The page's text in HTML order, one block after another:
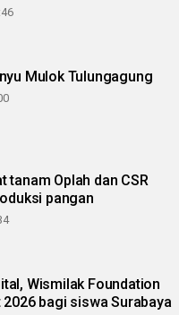
Mulok Tulungagung
tanam Oplah dan CSR
pangan
Wismilak Foundation
2026 bagi siswa Surabaya